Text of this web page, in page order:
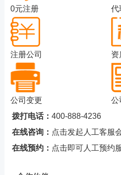
0元注册 代
注册公司 资
公司变更
公
拨打电话： 400-888-4236
在线咨询： 点击发起人工客服
在线预约： 点击即可人工预约